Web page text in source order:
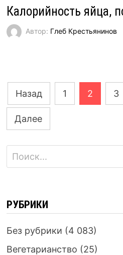
Калорийность яйца,
Автор: Глеб Крестьянинов
Навигация
по
записям
Назад 1 2 3
Далее
Найти:
РУБРИКИ
Без рубрики (4 083)
Вегетарианство (25)